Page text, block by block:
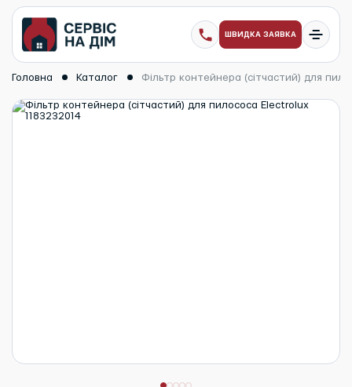
ШВИДКА ЗАЯВКА
Головна Каталог Фільтр контейнера (сітчастий) для